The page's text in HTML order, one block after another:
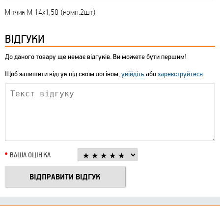
Мітчик М 14х1,50 (комп.2шт)
ВІДГУКИ
До даного товару ще немає відгуків. Ви можете бути першим!
Щоб залишити відгук під своїм логіном,увійдітьабозареєструйтеся.
ВАША ОЦІНКА